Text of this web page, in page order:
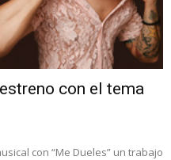
con el tema
con “Me Dueles” un trabajo